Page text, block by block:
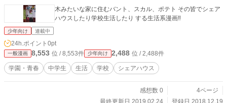
木みたいな家に住むバント、スカル、ポテト その皆でシェア
ハウスしたり学校生活したり する生活系漫画‼
少年向け 連載中
24h.ポイント 0pt
一般漫画 8,553 位 / 8,553件 少年向け 2,488 位 / 2,488件
学園・青春 中学生 生活 学校 シェアハウス
感想数 0
4ページ
最終更新日 2019.02.24
登録日 2018.12.19